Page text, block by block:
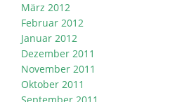
März 2012
Februar 2012
Januar 2012
Dezember 2011
November 2011
Oktober 2011